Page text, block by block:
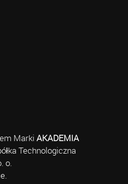
Marki AKADEMIA
Technologiczna
o.